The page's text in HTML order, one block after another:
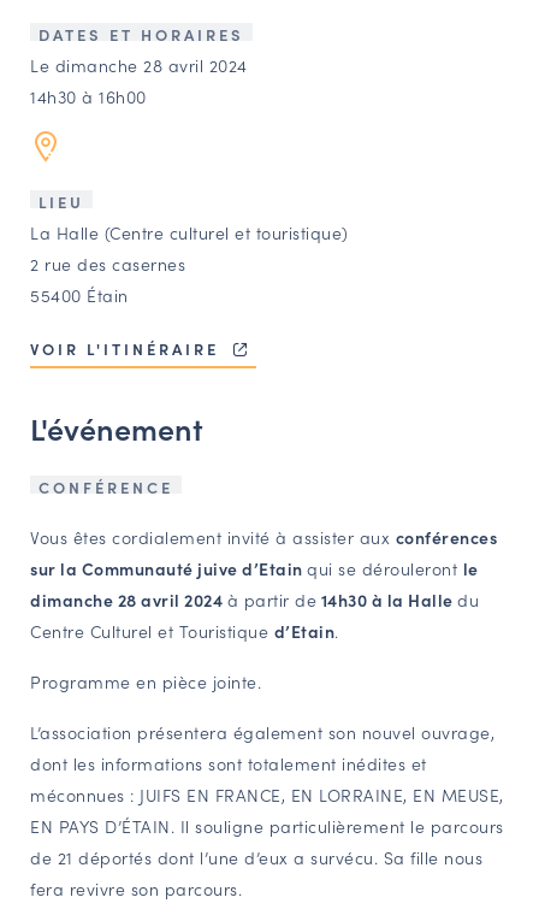
CONTACT
Agenda
Annuaire
Ressources
BOURSE D’ÉCHANGE
CARTES DES NAUDIN
Espace acteurs
NAVIGATION FILTRÉE « ACTEURS »
Service Inventaire et Patrimoines de la Région Grand Est
VOUS ÊTES…
Amateurs d’histoire et de patrimoine
Responsables de structures
DATES ET HORAIRES
Le dimanche 28 avril 2024
14h30 à 16h00
LIEU
La Halle (Centre culturel et touristique)
2 rue des casernes
55400 Étain
VOIR L'ITINÉRAIRE
L'événement
CONFÉRENCE
Vous êtes cordialement invité à assister aux conférences
sur la Communauté juive d’Etain qui se dérouleront le
dimanche 28 avril 2024 à partir de 14h30 à la Halle du
Centre Culturel et Touristique d’Etain.
Programme en pièce jointe.
L’association présentera également son nouvel ouvrage,
dont les informations sont totalement inédites et
méconnues : JUIFS EN FRANCE, EN LORRAINE, EN MEUSE,
EN PAYS D’ÉTAIN. Il souligne particulièrement le parcours
de 21 déportés dont l’une d’eux a survécu. Sa fille nous
fera revivre son parcours.